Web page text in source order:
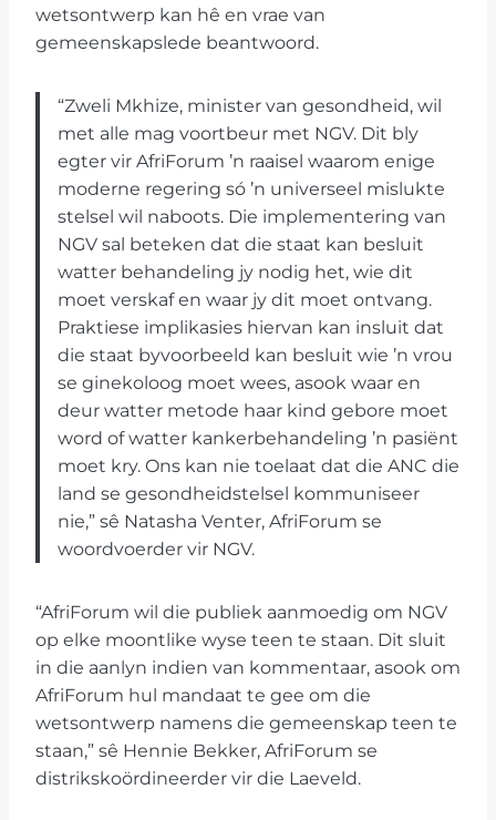
wetsontwerp kan hê en vrae van
gemeenskapslede beantwoord.
“Zweli Mkhize, minister van gesondheid, wil
met alle mag voortbeur met NGV. Dit bly
egter vir AfriForum ’n raaisel waarom enige
moderne regering só ’n universeel mislukte
stelsel wil naboots. Die implementering van
NGV sal beteken dat die staat kan besluit
watter behandeling jy nodig het, wie dit
moet verskaf en waar jy dit moet ontvang.
Praktiese implikasies hiervan kan insluit dat
die staat byvoorbeeld kan besluit wie ’n vrou
se ginekoloog moet wees, asook waar en
deur watter metode haar kind gebore moet
word of watter kankerbehandeling ’n pasiënt
moet kry. Ons kan nie toelaat dat die ANC die
land se gesondheidstelsel kommuniseer
nie,” sê Natasha Venter, AfriForum se
woordvoerder vir NGV.
“AfriForum wil die publiek aanmoedig om NGV
op elke moontlike wyse teen te staan. Dit sluit
in die aanlyn indien van kommentaar, asook om
AfriForum hul mandaat te gee om die
wetsontwerp namens die gemeenskap teen te
staan,” sê Hennie Bekker, AfriForum se
distrikskoördineerder vir die Laeveld.